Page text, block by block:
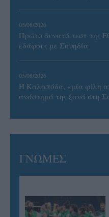
05/08/2026
Πρώτο δυνατό τεστ της
εδάφους με Σουηδία
05/08/2026
Η Καλαπόδα, «μία φίλη
ανάστημά της ξανά στη
ΓΝΩΜΕΣ